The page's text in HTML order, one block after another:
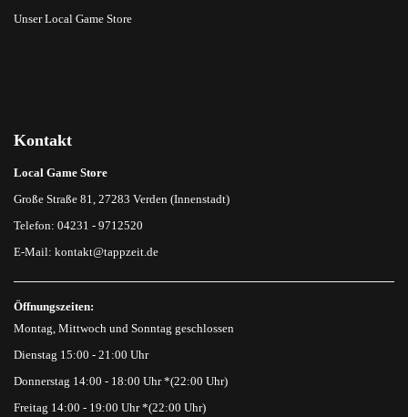
Unser Local Game Store
Kontakt
Local Game Store
Große Straße 81, 27283 Verden (Innenstadt)
Telefon: 04231 - 9712520
E-Mail: kontakt@tappzeit.de
Öffnungszeiten:
Montag, Mittwoch und Sonntag geschlossen
Dienstag 15:00 - 21:00 Uhr
Donnerstag 14:00 - 18:00 Uhr *(22:00 Uhr)
Freitag 14:00 - 19:00 Uhr *(22:00 Uhr)